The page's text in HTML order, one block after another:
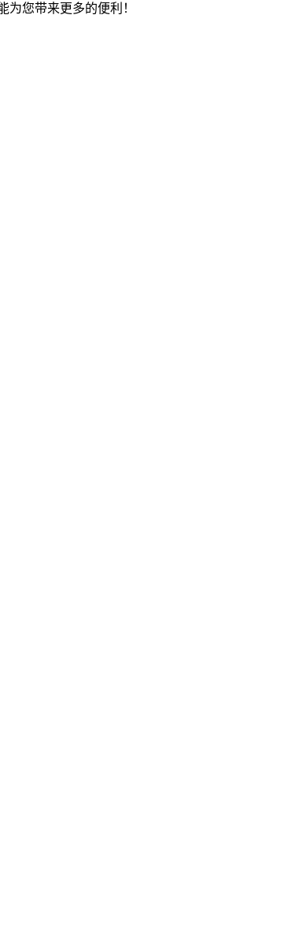
您带来更多的便利！